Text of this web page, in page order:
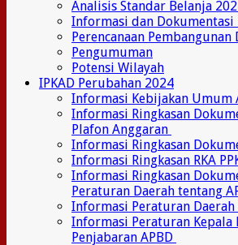
Analisis Standar Belanja
Informasi dan
Perencanaan Pembangunan
Pengumuman
Potensi Wilayah
IPKAD Perubahan 2024
Informasi Kebijakan Umum
Informasi Ringkasan
Plafon Anggaran
Informasi Ringkasan
Informasi Ringkasan RKA
Informasi Ringkasan
Peraturan Daerah tentang
Informasi Peraturan Daerah
Informasi Peraturan Kepala
Penjabaran APBD